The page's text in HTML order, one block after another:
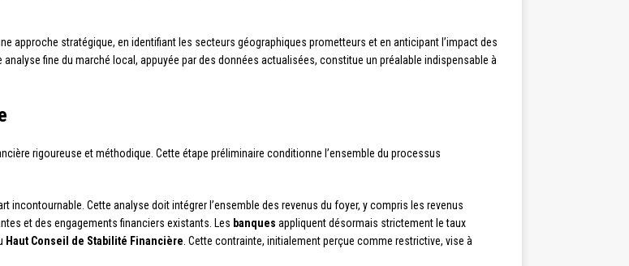
approche stratégique, en identifiant les secteurs géographiques prometteurs et en anticipant l’impact des
fine du marché local, appuyée par des données actualisées, constitue un préalable indispensable à
rigoureuse et méthodique. Cette étape préliminaire conditionne l’ensemble du processus
incontournable. Cette analyse doit intégrer l’ensemble des revenus du foyer, y compris les revenus
et des engagements financiers existants. Les banques appliquent désormais strictement le taux
Haut Conseil de Stabilité Financière . Cette contrainte, initialement perçue comme restrictive, vise à